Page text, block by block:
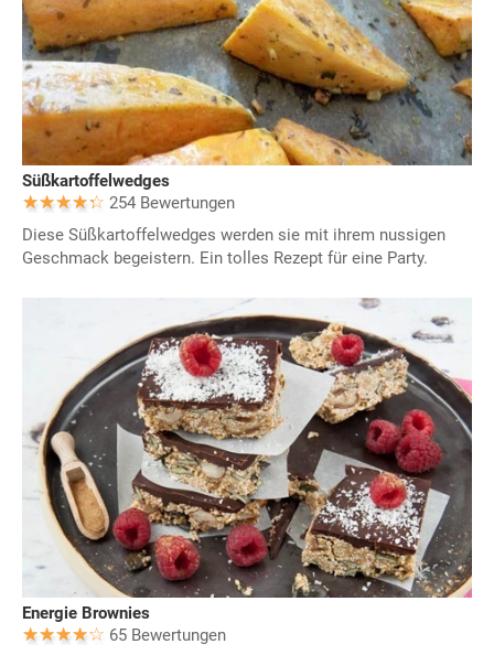
Süßkartoffelwedges
254 Bewertungen
Diese Süßkartoffelwedges werden sie mit ihrem nussigen
Geschmack begeistern. Ein tolles Rezept für eine Party.
Energie Brownies
65 Bewertungen